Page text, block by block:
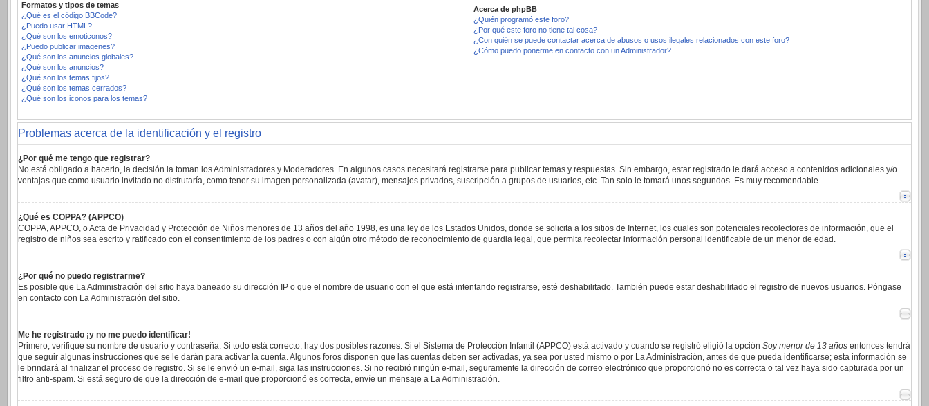
Formatos y tipos de temas
¿Qué es el código BBCode?
¿Puedo usar HTML?
¿Qué son los emoticonos?
¿Puedo publicar imagenes?
¿Qué son los anuncios globales?
¿Qué son los anuncios?
¿Qué son los temas fijos?
¿Qué son los temas cerrados?
¿Qué son los iconos para los temas?
Acerca de phpBB
¿Quién programó este foro?
¿Por qué este foro no tiene tal cosa?
¿Con quién se puede contactar acerca de abusos o usos ilegales relacionados con este foro?
¿Cómo puedo ponerme en contacto con un Administrador?
Problemas acerca de la identificación y el registro
¿Por qué me tengo que registrar?
No está obligado a hacerlo, la decisión la toman los Administradores y Moderadores. En algunos casos necesitará registrarse para publicar temas y respuestas. Sin embargo, estar registrado le dará acceso a contenidos adicionales y/o
ventajas que como usuario invitado no disfrutaría, como tener su imagen personalizada (avatar), mensajes privados, suscripción a grupos de usuarios, etc. Tan solo le tomará unos segundos. Es muy recomendable.
¿Qué es COPPA? (APPCO)
COPPA, APPCO, o Acta de Privacidad y Protección de Niños menores de 13 años del año 1998, es una ley de los Estados Unidos, donde se solicita a los sitios de Internet, los cuales son potenciales recolectores de información, que el
registro de niños sea escrito y ratificado con el consentimiento de los padres o con algún otro método de reconocimiento de guardia legal, que permita recolectar información personal identificable de un menor de edad.
¿Por qué no puedo registrarme?
Es posible que La Administración del sitio haya baneado su dirección IP o que el nombre de usuario con el que está intentando registrarse, esté deshabilitado. También puede estar deshabilitado el registro de nuevos usuarios. Póngase
en contacto con La Administración del sitio.
Me he registrado ¡y no me puedo identificar!
Primero, verifique su nombre de usuario y contraseña. Si todo está correcto, hay dos posibles razones. Si el Sistema de Protección Infantil (APPCO) está activado y cuando se registró eligió la opción Soy menor de 13 años entonces tendrá
que seguir algunas instrucciones que se le darán para activar la cuenta. Algunos foros disponen que las cuentas deben ser activadas, ya sea por usted mismo o por La Administración, antes de que pueda identificarse; esta información se
le brindará al finalizar el proceso de registro. Si se le envió un e-mail, siga las instrucciones. Si no recibió ningún e-mail, seguramente la dirección de correo electrónico que proporcionó no es correcta o tal vez haya sido capturada por un
filtro anti-spam. Si está seguro de que la dirección de e-mail que proporcionó es correcta, envíe un mensaje a La Administración.